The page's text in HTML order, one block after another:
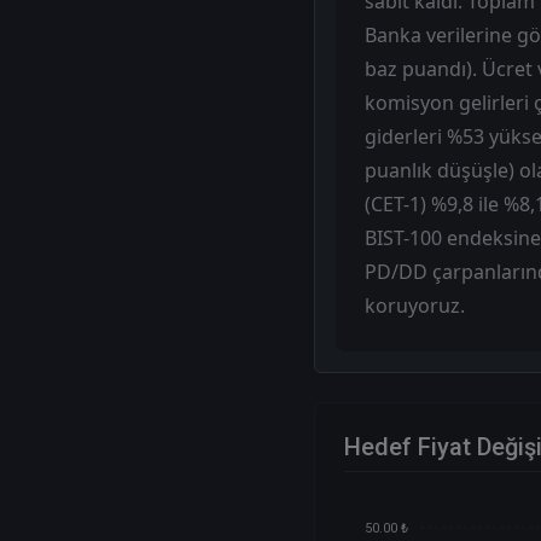
Banka verilerine
baz puandı).
komisyon gelirleri
giderleri %53
puanlık düşüşle)
(CET-1) %9,8 ile
BIST-100
PD/DD
koruyoruz.
Hedef Fiyat
50.00 ₺